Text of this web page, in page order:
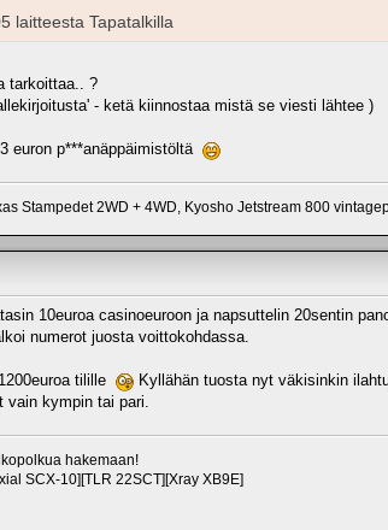
laitteesta Tapatalkilla
tarkoittaa.. ?
- ketä kiinnostaa mistä se viesti lähtee )
euron p***anäppäimistöltä
Stampedet 2WD + 4WD, Kyosho Jetstream 800
10euroa casinoeuroon ja napsuttelin 20sentin
numerot juosta voittokohdassa.
tilille
Kyllähän tuosta nyt väkisinkin
vain kympin tai pari.
hakemaan!
SCX-10][TLR 22SCT][Xray XB9E]